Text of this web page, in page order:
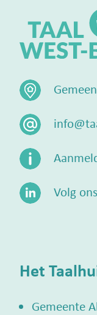
Volg ons
Het
Gemeente